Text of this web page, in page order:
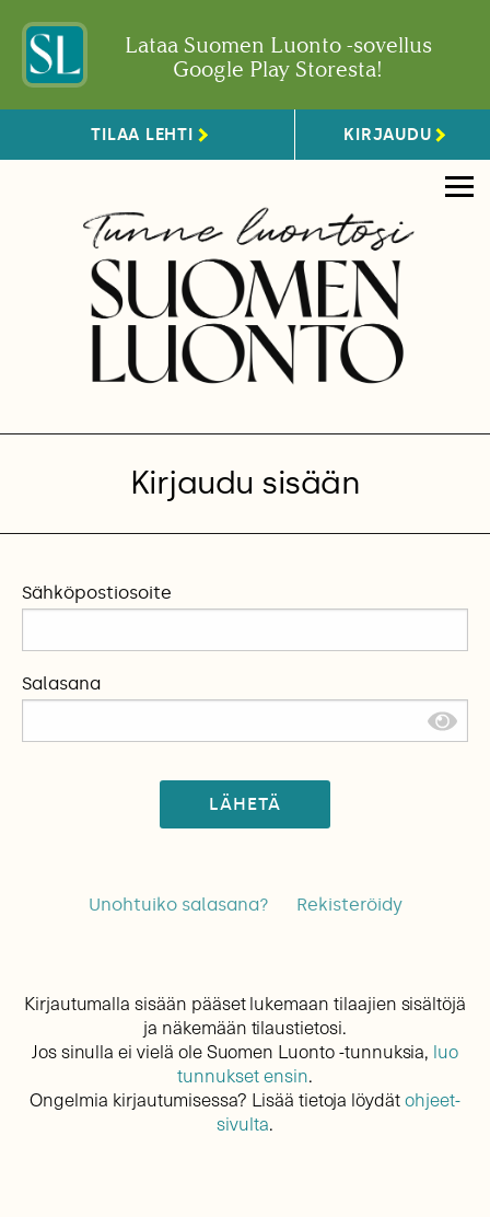
Lataa Suomen Luonto -sovellus
Google Play Storesta!
TILAA LEHTI KIRJAUDU
Kirjaudu sisään
Sähköpostiosoite
Salasana
LÄHETÄ
Unohtuiko salasana? Rekisteröidy
Kirjautumalla sisään pääset lukemaan tilaajien sisältöjä
ja näkemään tilaustietosi.
Jos sinulla ei vielä ole Suomen Luonto -tunnuksia, luo
tunnukset ensin.
Ongelmia kirjautumisessa? Lisää tietoja löydätohjeet-
sivulta.